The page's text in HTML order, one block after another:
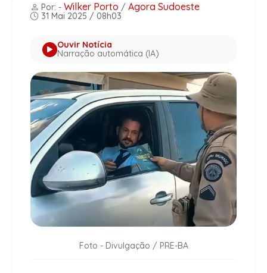
Por: - Wilker Porto / Agora Sudoeste
31 Mai 2025 / 08h03
Ouvir Notícia
Narração automática (IA)
Foto - Divulgação / PRE-BA